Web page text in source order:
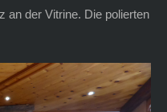
an der Vitrine. Die polierten